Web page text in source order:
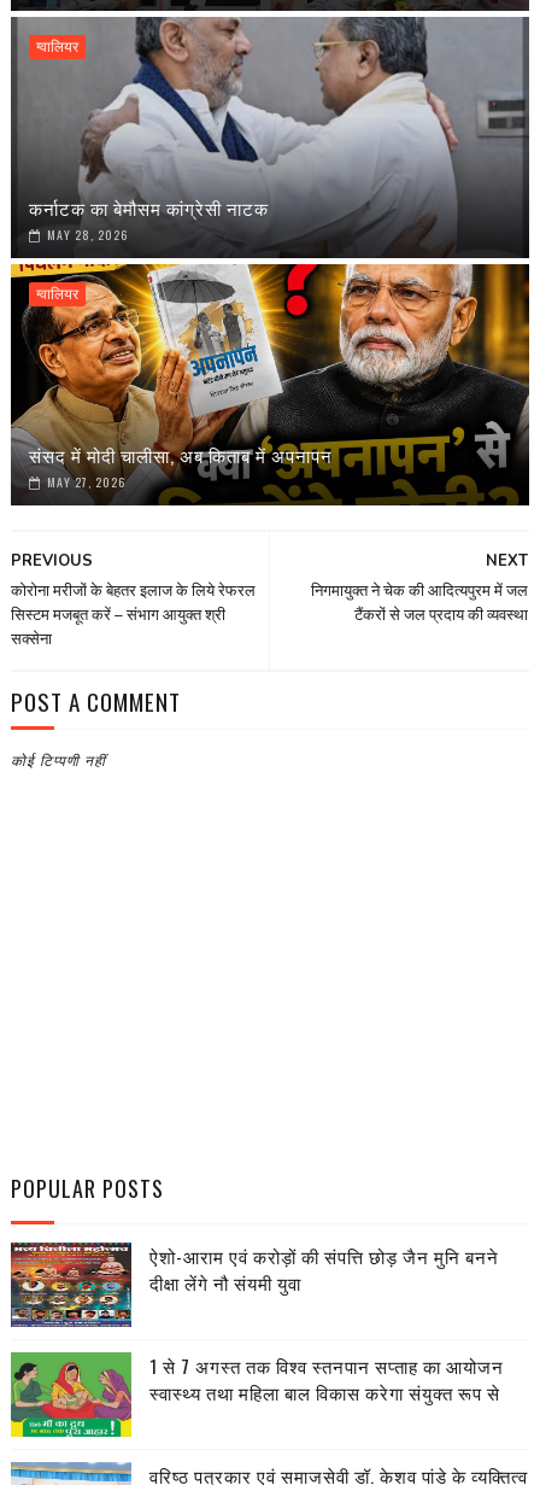
ग्वालियर
कर्नाटक का बेमौसम कांग्रेसी नाटक
MAY 28, 2026
ग्वालियर
संसद में मोदी चालीसा, अब किताब में अपनापन
MAY 27, 2026
NEXT
निगमायुक्त ने चेक की आदित्यपुरम में जल
टैंकरों से जल प्रदाय की व्यवस्था
PREVIOUS
कोरोना मरीजों के बेहतर इलाज के लिये रेफरल
सिस्टम मजबूत करें – संभाग आयुक्त श्री
सक्सेना
POST A COMMENT
कोई टिप्पणी नहीं
POPULAR POSTS
ऐशो-आराम एवं करोड़ों की संपत्ति छोड़ जैन मुनि बनने
दीक्षा लेंगे नौ संयमी युवा
1 से 7 अगस्त तक विश्व स्तनपान सप्ताह का आयोजन
स्वास्थ्य तथा महिला बाल विकास करेगा संयुक्त रूप से
वरिष्ठ पत्रकार एवं समाजसेवी डॉ. केशव पांडे के व्यक्तित्व